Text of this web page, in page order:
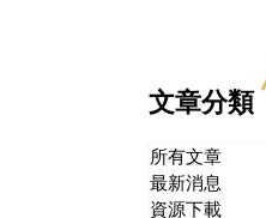
文章分類
所有文章
最新消息
資源下載